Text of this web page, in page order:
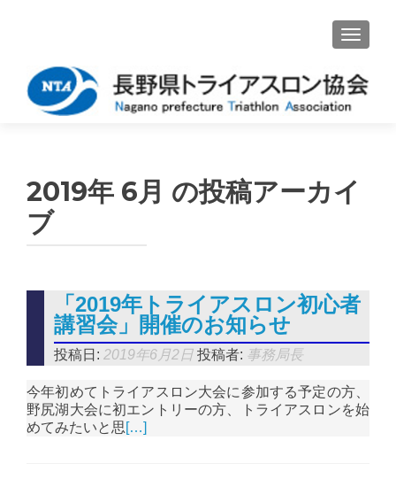
ナビゲ
2019年 6月 の投稿アーカイ
ブ
「2019年トライアスロン初心者
講習会」開催のお知らせ
投稿日:2019年6月2日 投稿者: 事務局長
今年初めてトライアスロン大会に参加する予定の方、
野尻湖大会に初エントリーの方、トライアスロンを始
めてみたいと思[…]